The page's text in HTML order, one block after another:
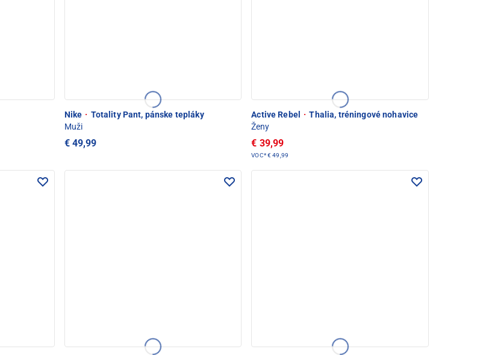
Nike · Totality Pant, pánske tepláky
Muži
€ 49,99
Active Rebel · Thalia, tréningové nohavice
Ženy
€ 39,99
VOC*€ 49,99